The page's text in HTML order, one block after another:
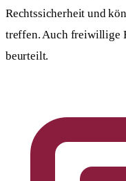
Rechtssicherheit und
treffen. Auch freiwillige
beurteilt.